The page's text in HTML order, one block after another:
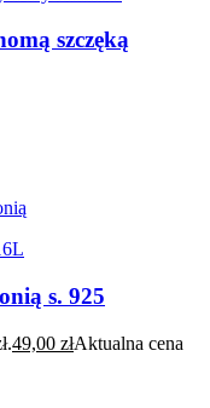
szczęką
s. 925
49,00 złAktualna cena